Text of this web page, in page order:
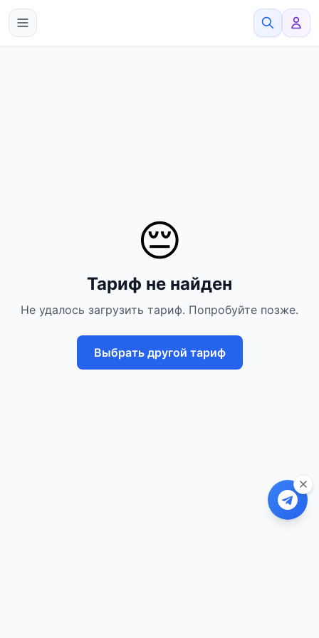
😔
Тариф не найден
Не удалось загрузить тариф. Попробуйте позже.
Выбрать другой тариф